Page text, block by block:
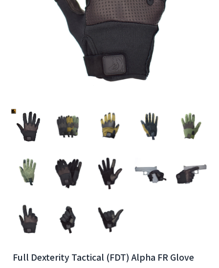
Full Dexterity Tactical (FDT) Alpha FR Glove